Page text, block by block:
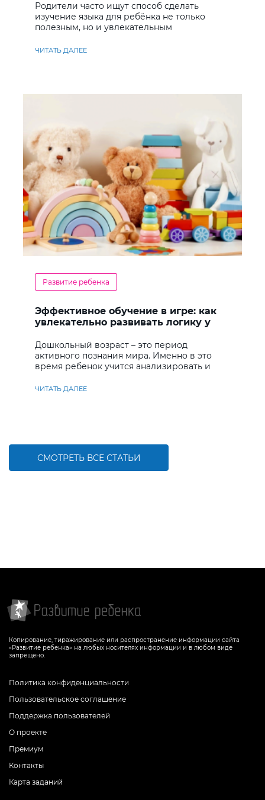
Родители часто ищут способ сделать
изучение языка для ребёнка не только
полезным, но и увлекательным
ЧИТАТЬ ДАЛЕЕ
Развитие ребенка
Эффективное обучение в игре: как
увлекательно развивать логику у
Дошкольный возраст – это период
активного познания мира. Именно в это
время ребенок учится анализировать и
ЧИТАТЬ ДАЛЕЕ
СМОТРЕТЬ ВСЕ СТАТЬИ
Копирование, тиражирование или распространение информации сайта
«Развитие ребенка» на любых носителях информации и в любом виде
запрещено.
Политика конфиденциальности
Пользовательское соглашение
Поддержка пользователей
О проекте
Премиум
Контакты
Карта заданий